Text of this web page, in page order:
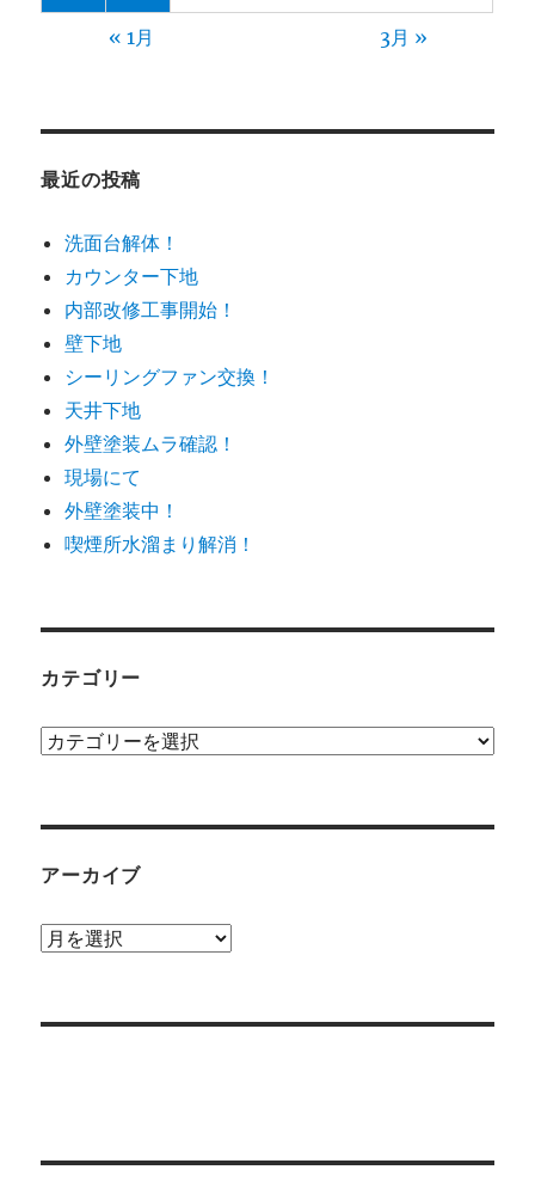
« 1月 3月 »
最近の投稿
洗面台解体！
カウンター下地
内部改修工事開始！
壁下地
シーリングファン交換！
天井下地
外壁塗装ムラ確認！
現場にて
外壁塗装中！
喫煙所水溜まり解消！
カテゴリー
カ
ー
アーカイブ
ア